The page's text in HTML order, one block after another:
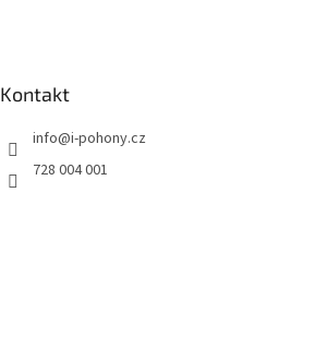
Kontakt
info@i-pohony.cz
728 004 001